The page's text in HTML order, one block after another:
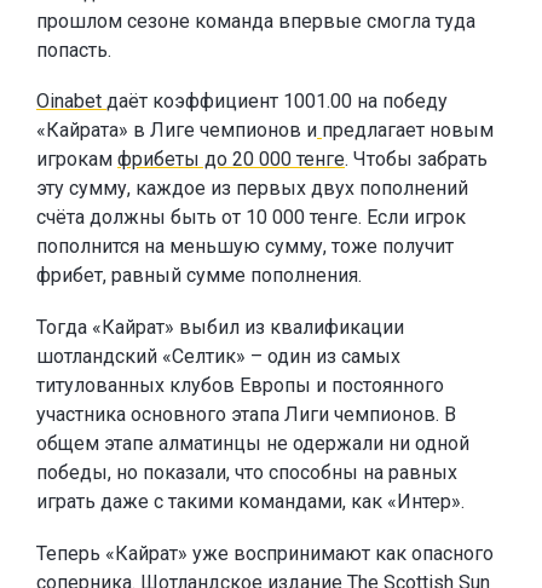
прошлом сезоне команда впервые смогла туда
попасть.
Oinabet даёт коэффициент 1001.00 на победу
«Кайрата» в Лиге чемпионов и предлагает новым
игрокам фрибеты до 20 000 тенге. Чтобы забрать
эту сумму, каждое из первых двух пополнений
счёта должны быть от 10 000 тенге. Если игрок
пополнится на меньшую сумму, тоже получит
фрибет, равный сумме пополнения.
Тогда «Кайрат» выбил из квалификации
шотландский «Селтик» – один из самых
титулованных клубов Европы и постоянного
участника основного этапа Лиги чемпионов. В
общем этапе алматинцы не одержали ни одной
победы, но показали, что способны на равных
играть даже с такими командами, как «Интер».
Теперь «Кайрат» уже воспринимают как опасного
соперника. Шотландское издание The Scottish Sun